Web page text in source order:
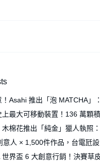
Asahi 推出「泡 MATCHA」
、可爾必思等新品同步亮相
最大可移動裝置！136 萬顆
佩、C 羅化身樂高人偶
木棉花推出「純金」獵人執照
集英社打造獵人專用情報網
意人 × 1,500件作品，台電瓩設
創意對話
界盃 6 大創意行銷！決賽草